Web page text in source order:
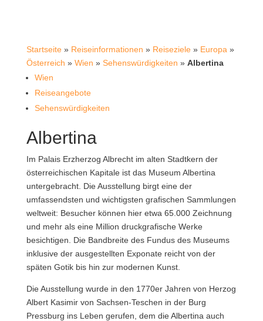
Startseite» Reiseinformationen » Reiseziele» Europa »
Österreich » Wien » Sehenswürdigkeiten » Albertina
Wien
Reiseangebote
Sehenswürdigkeiten
Albertina
Im Palais Erzherzog Albrecht im alten Stadtkern der
österreichischen Kapitale ist das Museum Albertina
untergebracht. Die Ausstellung birgt eine der
umfassendsten und wichtigsten grafischen Sammlungen
weltweit: Besucher können hier etwa 65.000 Zeichnung
und mehr als eine Million druckgrafische Werke
besichtigen. Die Bandbreite des Fundus des Museums
inklusive der ausgestellten Exponate reicht von der
späten Gotik bis hin zur modernen Kunst.
Die Ausstellung wurde in den 1770er Jahren von Herzog
Albert Kasimir von Sachsen-Teschen in der Burg
Pressburg ins Leben gerufen, dem die Albertina auch